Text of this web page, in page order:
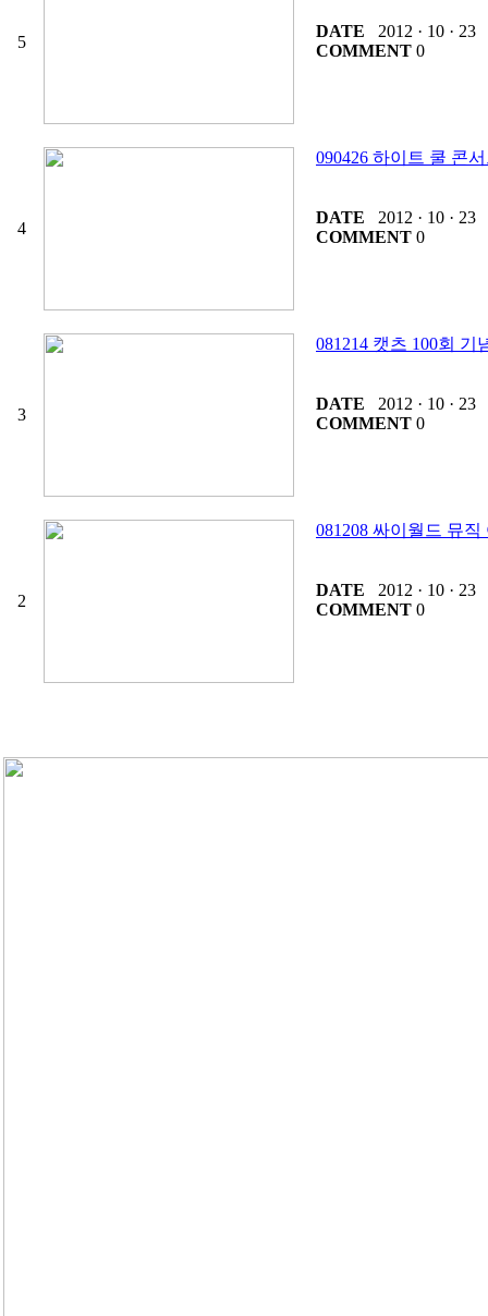
5
DATE 2012 · 10 · 23
COMMENT 0
4
090426 하이트 쿨 콘
DATE 2012 · 10 · 23
COMMENT 0
3
081214 캣츠 100회 기
DATE 2012 · 10 · 23
COMMENT 0
2
081208 싸이월드 뮤
DATE 2012 · 10 · 23
COMMENT 0